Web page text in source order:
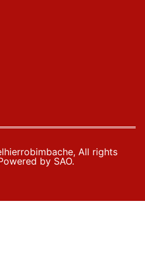
All rights
by SAO.